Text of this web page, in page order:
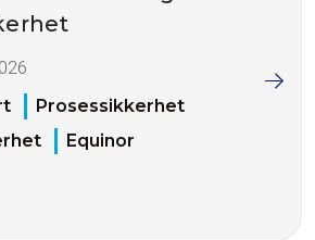
Prosessikkerhet
Equinor